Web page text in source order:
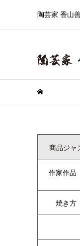
陶芸家 香山
商品ジャ
作家作品
焼き